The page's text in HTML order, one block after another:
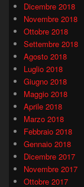
Dicembre 2018
Novembre 2018
Ottobre 2018
Settembre 2018
Agosto 2018
Luglio 2018
Giugno 2018
Maggio 2018
Aprile 2018
Marzo 2018
Febbraio 2018
Gennaio 2018
Dicembre 2017
Novembre 2017
Ottobre 2017